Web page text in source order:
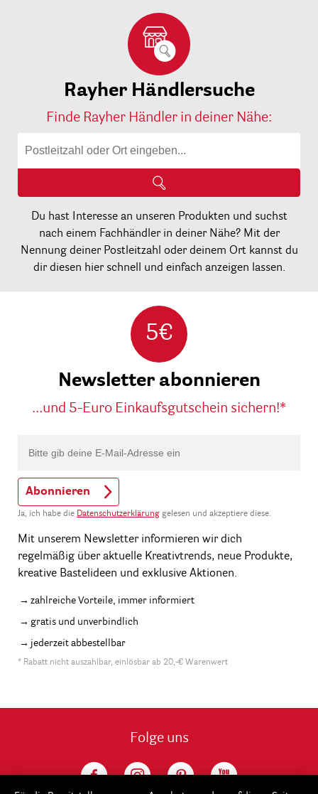
Rayher Händlersuche
Finde Rayher Händler in deiner Nähe:
Du hast Interesse an unseren Produkten und suchst
nach einem Fachhändler in deiner Nähe? Mit der
Nennung deiner Postleitzahl oder deinem Ort kannst du
dir diesen hier schnell und einfach anzeigen lassen.
5€
Newsletter abonnieren
...und 5-Euro Einkaufsgutschein sichern!*
Abonnieren
Ja, ich habe die Datenschutzerklärung gelesen und akzeptiere diese.
Mit unserem Newsletter informieren wir dich
regelmäßig über aktuelle Kreativtrends, neue Produkte,
kreative Bastelideen und exklusive Aktionen.
zahlreiche Vorteile, immer informiert
gratis und unverbindlich
jederzeit abbestellbar
* Rabatt nicht auszahlbar, einlösbar ab 20,-€ Warenwert
Folge uns